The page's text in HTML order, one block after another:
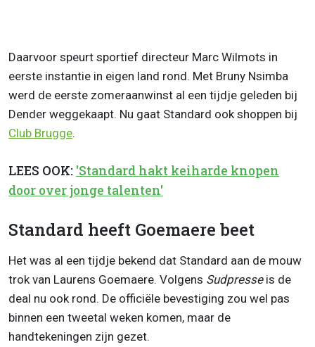
Daarvoor speurt sportief directeur Marc Wilmots in
eerste instantie in eigen land rond. Met Bruny Nsimba
werd de eerste zomeraanwinst al een tijdje geleden bij
Dender weggekaapt. Nu gaat Standard ook shoppen bij
Club Brugge.
LEES OOK: 'Standard hakt keiharde knopen
door over jonge talenten'
Standard heeft Goemaere beet
Het was al een tijdje bekend dat Standard aan de mouw
trok van Laurens Goemaere. Volgens Sudpresseis de
deal nu ook rond. De officiële bevestiging zou wel pas
binnen een tweetal weken komen, maar de
handtekeningen zijn gezet.